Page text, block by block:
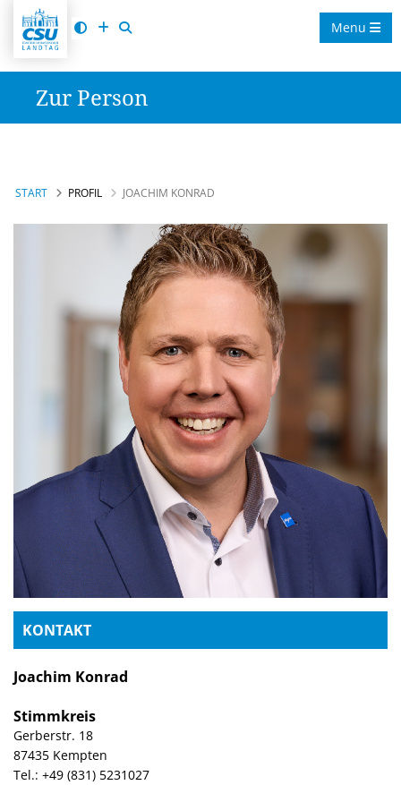
Menu
Zur Person
START PROFIL JOACHIM KONRAD
KONTAKT
Joachim Konrad
Stimmkreis
Gerberstr. 18
87435 Kempten
Tel.: +49 (831) 5231027